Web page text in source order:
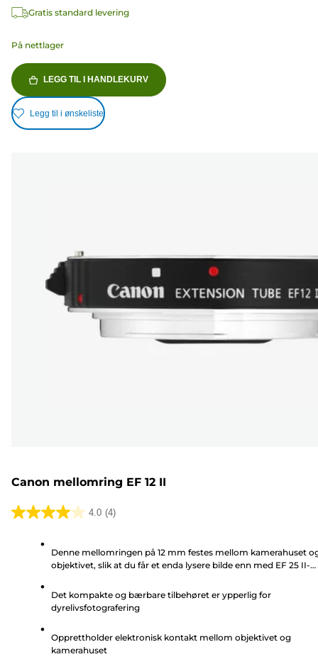
Gratis standard levering
På nettlager
LEGG TIL I HANDLEKURV
Legg til i ønskeliste
Canon mellomring EF 12 II
4.0 (4)
4.0
stjerner.
omtaler
Denne mellomringen på 12 mm festes mellom kamerahuset
objektivet, slik at du får et enda lysere bilde enn med EF 25 II-
Det kompakte og bærbare tilbehøret er ypperlig for
dyrelivsfotografering
Opprettholder elektronisk kontakt mellom objektivet og
kamerahuset